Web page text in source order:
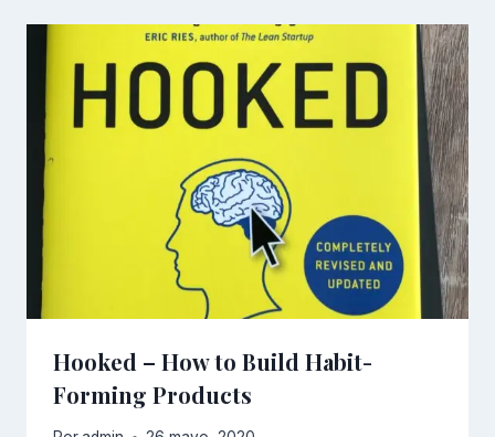
Hooked – How to Build Habit-
Forming Products